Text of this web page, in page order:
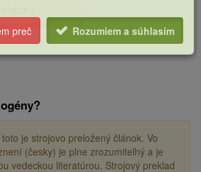
je strojovo preložený článok. Vo
(česky) je plne zrozumiteľný a je
vedeckou literatúrou. Strojový preklad
preč Rozumiem a súhlasím